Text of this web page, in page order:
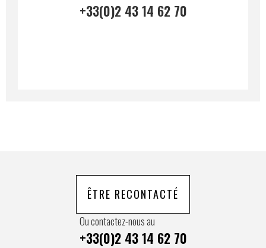
+33(0)2 43 14 62 70
ÊTRE RECONTACTÉ
Ou contactez-nous au
+33(0)2 43 14 62 70